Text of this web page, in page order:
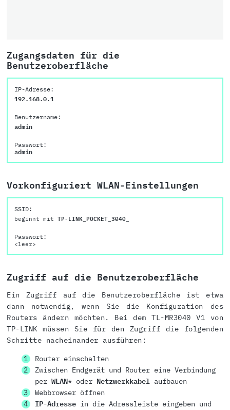
Zugangsdaten für die
Benutzeroberfläche
IP-Adresse:
192.168.0.1
Benutzername:
admin
Passwort:
admin
Vorkonfiguriert WLAN-Einstellungen
SSID:
beginnt mit TP-LINK_POCKET_3040_
Passwort:
<leer>
Zugriff auf die Benutzeroberfläche
Ein Zugriff auf die Benutzeroberfläche ist etwa
dann notwendig, wenn Sie die Konfiguration des
Routers ändern möchten. Bei dem TL-MR3040 V1 von
TP-LINK müssen Sie für den Zugriff die folgenden
Schritte nacheinander ausführen:
Router einschalten
Zwischen Endgerät und Router eine Verbindung
per WLAN* oder Netzwerkkabel aufbauen
Webbrowser öffnen
IP-Adressein die Adressleiste eingeben und